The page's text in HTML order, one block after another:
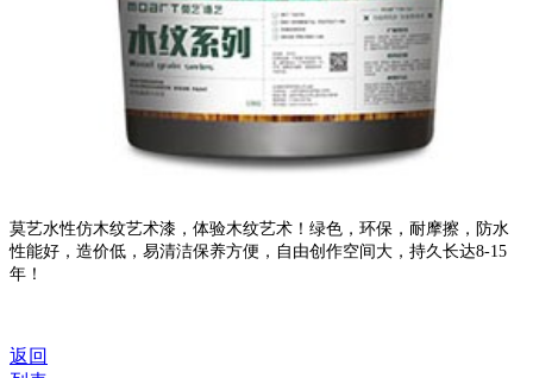
莫艺水性仿木纹艺术漆，体验木纹艺术！绿色，环保，耐摩擦，防水
性能好，造价低，易清洁保养方便，自由创作空间大，持久长达8-15
年！
返回